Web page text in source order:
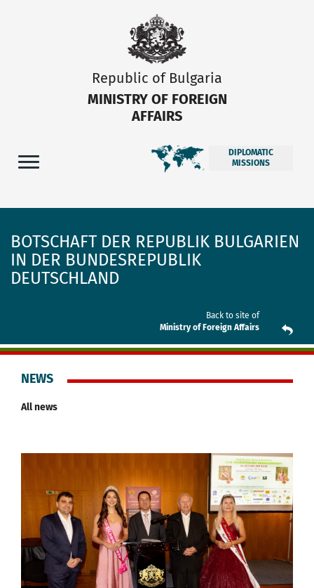
Republic of Bulgaria
MINISTRY OF FOREIGN
AFFAIRS
DIPLOMATIC
MISSIONS
BOTSCHAFT DER REPUBLIK BULGARIEN
IN DER BUNDESREPUBLIK
DEUTSCHLAND
Back to site of
Ministry of Foreign Affairs
NEWS
All news